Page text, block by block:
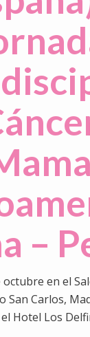
–
en el
San Carlos,
Hotel Los